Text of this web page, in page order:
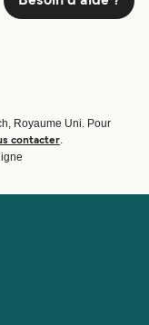
Royaume Uni. Pour
contacter.